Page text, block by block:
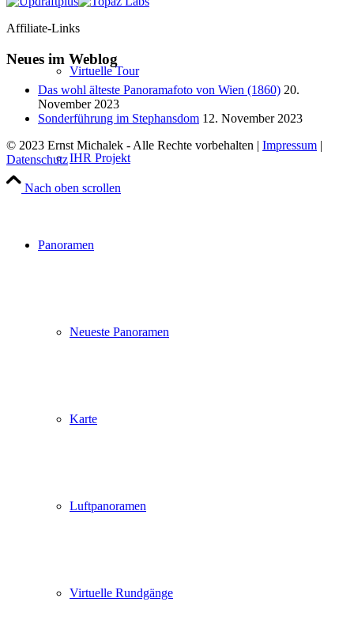
Virtuelle Tour
IHR Projekt
Panoramen
Neueste Panoramen
Karte
Luftpanoramen
Virtuelle Rundgänge
Affiliate-Links
Neues im Weblog
Das wohl älteste Panoramafoto von Wien (1860) 20.
November 2023
Sonderführung im Stephansdom 12. November 2023
© 2023 Ernst Michalek - Alle Rechte vorbehalten | Impressum |
Datenschutz
Nach oben scrollen